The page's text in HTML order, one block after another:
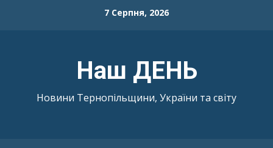
7 Серпня, 2026
Наш ДЕНЬ
Новини Тернопільщини, України та світу